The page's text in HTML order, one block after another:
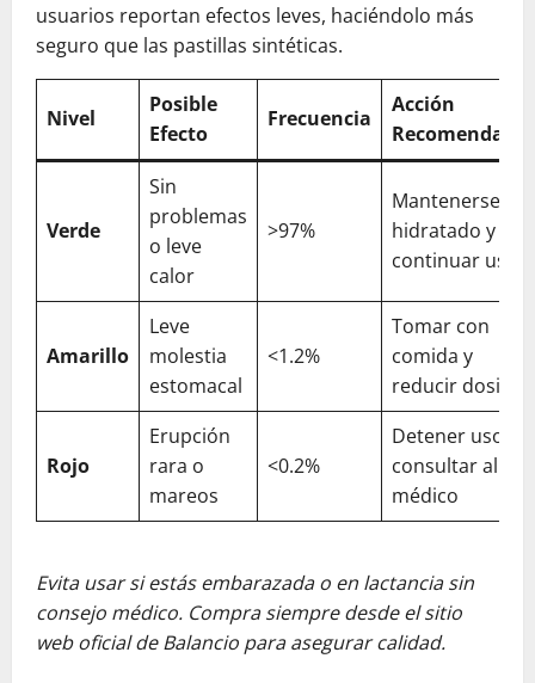
usuarios reportan efectos leves, haciéndolo más
seguro que las pastillas sintéticas.
Nivel
Posible
Efecto
Frecuencia
Acción
Recomendada
Verde
Sin
problemas
o leve
calor
>97%
Mantenerse
hidratado y
continuar uso
Amarillo
Leve
molestia
estomacal
<1.2%
Tomar con
comida y
reducir dosis
Rojo
Erupción
rara o
mareos
<0.2%
Detener uso y
consultar al
médico
Evita usar si estás embarazada o en lactancia sin
consejo médico. Compra siempre desde el sitio
web oficial de Balancio para asegurar calidad.